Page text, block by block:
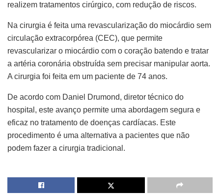
realizem tratamentos cirúrgico, com redução de riscos.
Na cirurgia é feita uma revascularização do miocárdio sem
circulação extracorpórea (CEC), que permite
revascularizar o miocárdio com o coração batendo e tratar
a artéria coronária obstruída sem precisar manipular aorta.
A cirurgia foi feita em um paciente de 74 anos.
De acordo com Daniel Drumond, diretor técnico do
hospital, este avanço permite uma abordagem segura e
eficaz no tratamento de doenças cardíacas. Este
procedimento é uma alternativa a pacientes que não
podem fazer a cirurgia tradicional.